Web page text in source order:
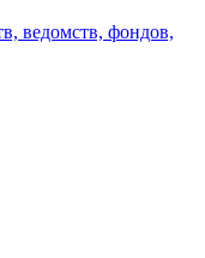
ведомств, фондов,